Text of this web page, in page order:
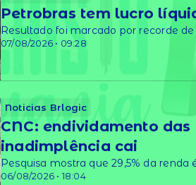
07/08/2026 • 09:28
Petrobras tem lucro
Resultado foi marcado por recorde
Noticias Brlogic
06/08/2026 • 18:04
CNC: endividamento
inadimplência cai
Pesquisa mostra que 29,5% da